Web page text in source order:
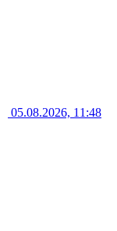
05.08.2026, 11:48